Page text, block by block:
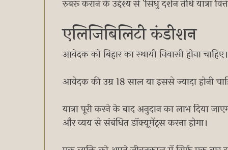
रुबरू कराने के उद्देश्य से 'सिंधु दर्शन तीर्थ यात्रा
एलिजिबिलिटी कंडीशन
आवेदक को बिहार का स्थायी निवासी होना चाहिए।
आवेदक की उम्र 18 साल या इससे ज्यादा होनी
यात्रा पूरी करने के बाद अनुदान का लाभ दिया
और व्यय से संबंधित डॉक्यूमेंट्स करना होगा।